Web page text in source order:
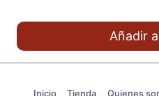
originalactual
Añadir
Inicio Tienda Quienes